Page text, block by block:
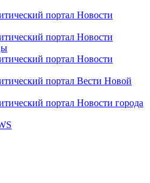
портал Новости
портал Новости
портал Новости
портал Вести Новой
портал Новости города